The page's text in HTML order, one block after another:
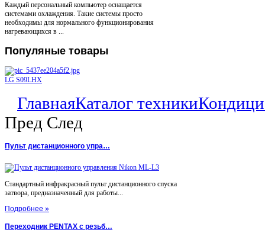
Каждый персональный компьютер оснащается
системами охлаждения. Такие системы просто
необходимы для нормального функционирования
нагревающихся в ...
Популяные товары
LG S09LHX
ГлавнаяКаталог техники
Пред След
Пульт дистанционного упра…
Стандартный инфракрасный пульт дистанционного спуска
затвора, предназначенный для работы...
Подробнее »
Переходник PENTAX с резьб…